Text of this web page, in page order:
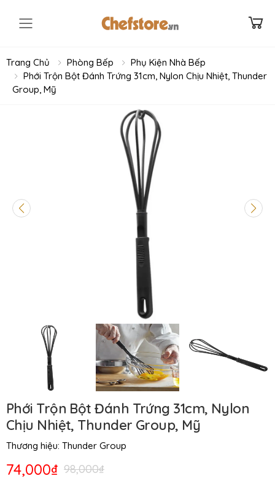
Toggle mobile menu
Trang Chủ Phòng Bếp
Phụ Kiện Nhà Bếp
Phới Trộn Bột Đánh Trứng 31cm, Nylon Chịu Nhiệt, Thunder
Group, Mỹ
Phới Trộn Bột Đánh Trứng 31cm, Nylon
Chịu Nhiệt, Thunder Group, Mỹ
Thương hiệu: Thunder Group
74,000₫ 98,000₫